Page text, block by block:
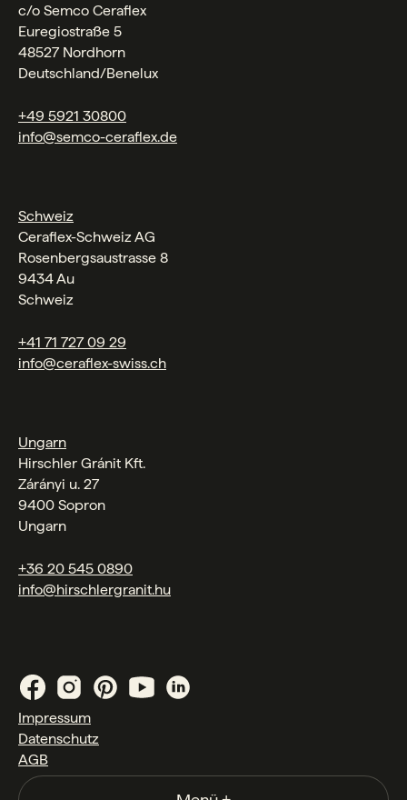
c/o Semco Ceraflex
Euregiostraße 5
48527 Nordhorn
Deutschland/Benelux
+49 5921 30800
info@semco-ceraflex.de
Schweiz
Ceraflex-Schweiz AG
Rosenbergsaustrasse 8
9434 Au
Schweiz
+41 71 727 09 29
info@ceraflex-swiss.ch
Ungarn
Hirschler Gránit Kft.
Zárányi u. 27
9400 Sopron
Ungarn
+36 20 545 0890
info@hirschlergranit.hu
Impressum
Datenschutz
AGB